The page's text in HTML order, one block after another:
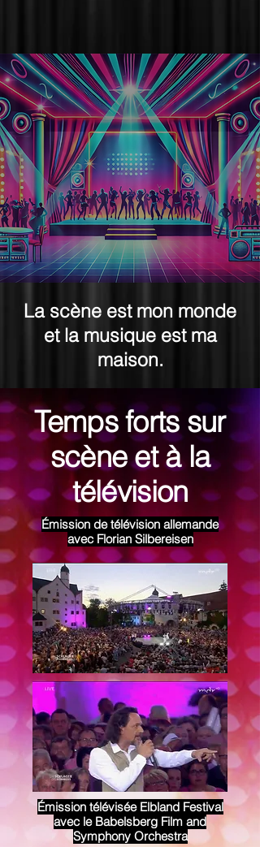
La scène est mon monde
et la musique est ma
maison.
Temps forts sur
scène et à la
télévision
Émission de télévision allemande
avec Florian Silbereisen
Émission télévisée Elbland Festival
avec le Babelsberg Film and
Symphony Orchestra